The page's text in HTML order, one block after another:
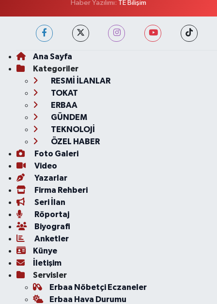
Haber Yazılımı: TE Bilişim
Ana Sayfa
Kategoriler
RESMİ İLANLAR
TOKAT
ERBAA
GÜNDEM
TEKNOLOJİ
ÖZEL HABER
Foto Galeri
Video
Yazarlar
Firma Rehberi
Seri İlan
Röportaj
Biyografi
Anketler
Künye
İletişim
Servisler
Erbaa Nöbetçi Eczaneler
Erbaa Hava Durumu